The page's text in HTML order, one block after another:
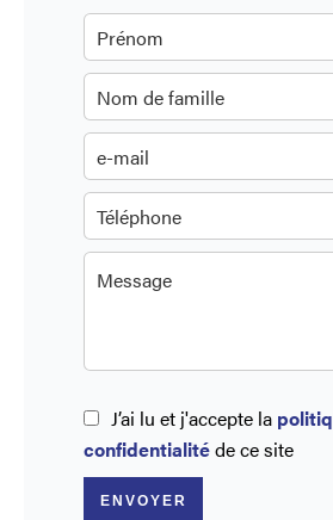
J’ai lu et j'accepte la
confidentialitéde ce site
ENVOYER